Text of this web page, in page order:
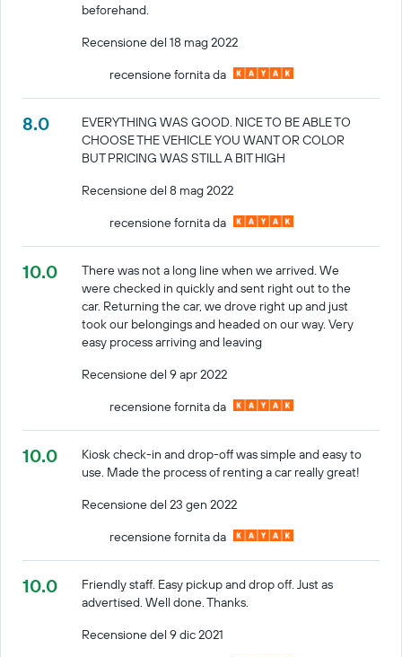
beforehand.
Recensione del 18 mag 2022
recensione fornita da
8.0
EVERYTHING WAS GOOD. NICE TO BE ABLE TO
CHOOSE THE VEHICLE YOU WANT OR COLOR
BUT PRICING WAS STILL A BIT HIGH
Recensione del 8 mag 2022
recensione fornita da
10.0
There was not a long line when we arrived. We
were checked in quickly and sent right out to the
car. Returning the car, we drove right up and just
took our belongings and headed on our way. Very
easy process arriving and leaving
Recensione del 9 apr 2022
recensione fornita da
10.0
Kiosk check-in and drop-off was simple and easy to
use. Made the process of renting a car really great!
Recensione del 23 gen 2022
recensione fornita da
10.0
Friendly staff. Easy pickup and drop off. Just as
advertised. Well done. Thanks.
Recensione del 9 dic 2021